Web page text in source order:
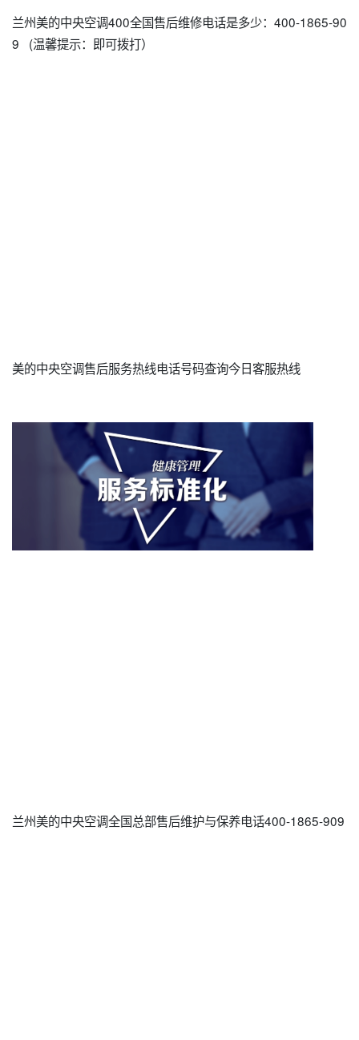
兰州美的中央空调400全国售后维修电话是多少：400-1865-90
9 (温馨提示：即可拨打）
美的中央空调售后服务热线电话号码查询今日客服热线
兰州美的中央空调全国总部售后维护与保养电话400-1865-909